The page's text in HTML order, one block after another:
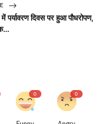
पर्यावरण दिवस पर हुआ पौधरोपण,
0 0